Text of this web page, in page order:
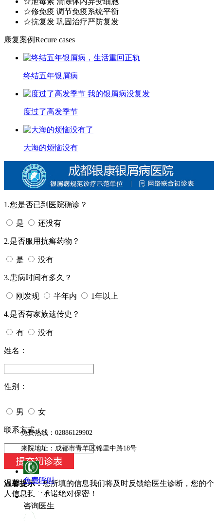
☆修免疫 调节免疫系统平衡
☆抗复发 巩固治疗严防复发
康复案例Recure cases
终结五年银屑病
度过了高发季节
大海的烦恼没有
1.您是否已到医院确诊？
是 还没有
2.是否服用抗癣药物？
是 没有
3.患病时间有多久？
刚发现 半年内 1年以上
4.是否有家族遗传史？
有 没有
姓名：
性别：
男 女
今天日期：
联系方式：
温馨提示：您所填的信息我们将及时反馈给医生诊断，您的个
人信息我们承诺绝对保密！
免费热线：02886129902
来院地址：成都市青羊区锦里中路18号
免费呼叫
咨询医生